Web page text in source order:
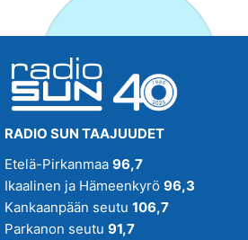
RADIO SUN TAAJUUDET
Etelä-Pirkanmaa 96,7
Ikaalinen ja Hämeenkyrö 96,3
Kankaanpään seutu 106,7
Parkanon seutu 91,7